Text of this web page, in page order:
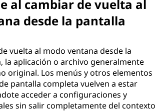
al cambiar de vuelta al
desde la pantalla
vuelta al modo ventana desde la
la aplicación o archivo generalmente
original. Los menús y otros elementos
pantalla completa vuelven a estar
acceder a configuraciones y
sin salir completamente del contexto